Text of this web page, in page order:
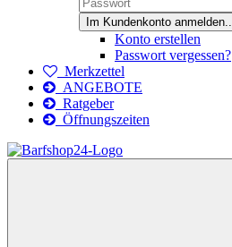
Konto erstellen
Passwort vergessen?
Merkzettel
ANGEBOTE
Ratgeber
Öffnungszeiten